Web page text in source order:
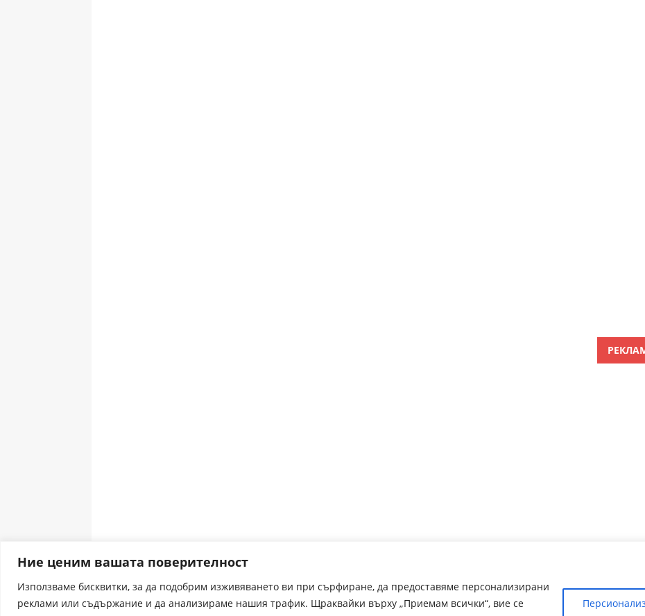
Ние ценим вашата поверителност
Използваме бисквитки, за да подобрим изживяването ви при сърфиране, да предоставяме персонализирани
реклами или съдържание и да анализираме нашия трафик. Щраквайки върху „Приемам всички“, вие се